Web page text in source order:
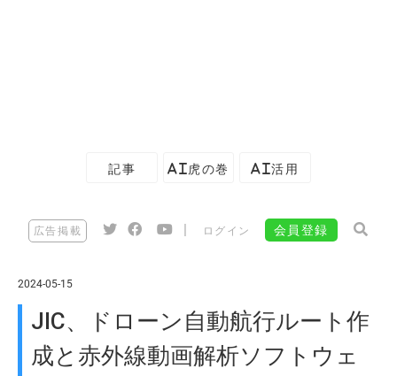
記事 AI虎の巻 AI活用
広告掲載 ログイン 会員登録
2024-05-15
JIC、ドローン自動航行ルート作
成と赤外線動画解析ソフトウェ